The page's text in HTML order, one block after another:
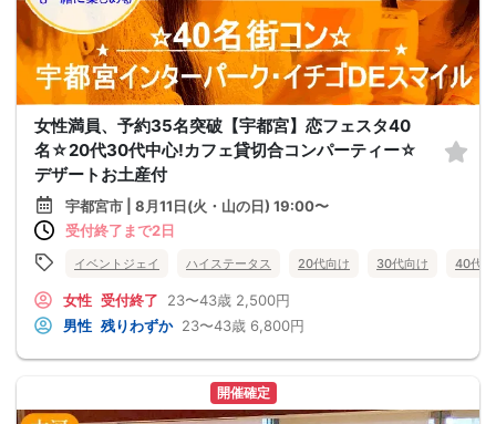
女性満員、予約35名突破【宇都宮】恋フェスタ40
名☆20代30代中心!カフェ貸切合コンパーティー☆
デザートお土産付
宇都宮市 | 8月11日(火・山の日) 19:00〜
受付終了まで2日
イベントジェイ ハイステータス 20代向け 30代向け 40代
女性 受付終了 23〜43歳 2,500円
男性 残りわずか 23〜43歳 6,800円
開催確定